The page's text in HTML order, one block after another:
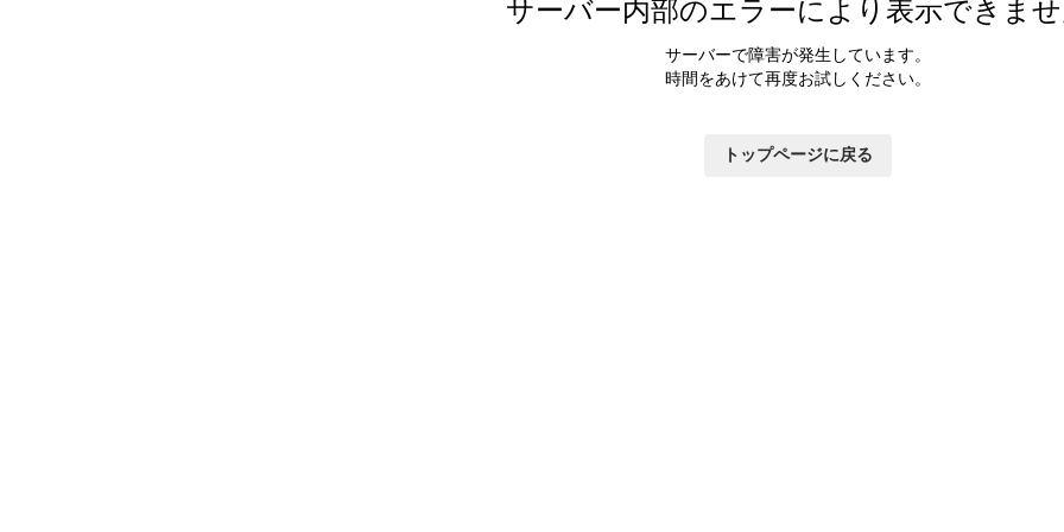
サーバー内部のエラーにより表示できま
サーバーで障害が発生しています。
時間をあけて再度お試しください。
トップページに戻る